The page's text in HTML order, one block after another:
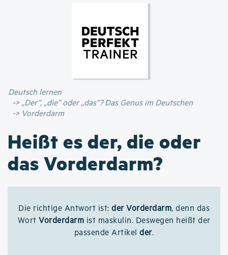
Inhalt
Deutsch lernen
„Der”, „die” oder „das”? Das Genus im Deutschen
Vorderdarm
Heißt es der, die oder
das Vorderdarm?
Die richtige Antwort ist: der Vorderdarm, denn das
Wort Vorderdarm ist maskulin. Deswegen heißt der
passende Artikelder.